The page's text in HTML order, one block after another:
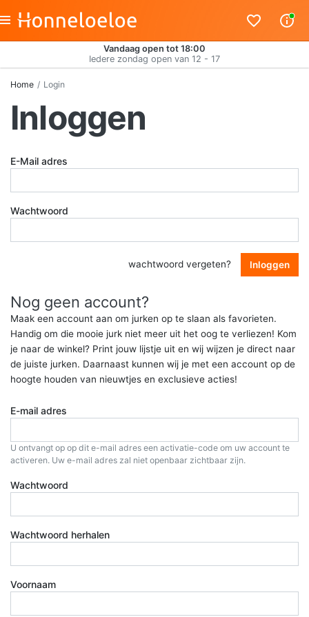
Vandaag open tot 18:00
Iedere zondag open van 12 - 17
Home Login
Inloggen
E-Mail adres
Wachtwoord
wachtwoord vergeten? Inloggen
Nog geen account?
Maak een account aan om jurken op te slaan als favorieten.
Handig om die mooie jurk niet meer uit het oog te verliezen! Kom
je naar de winkel? Print jouw lijstje uit en wij wijzen je direct naar
de juiste jurken. Daarnaast kunnen wij je met een account op de
hoogte houden van nieuwtjes en exclusieve acties!
E-mail adres
U ontvangt op op dit e-mail adres een activatie-code om uw account te
activeren. Uw e-mail adres zal niet openbaar zichtbaar zijn.
Wachtwoord
Wachtwoord herhalen
Voornaam